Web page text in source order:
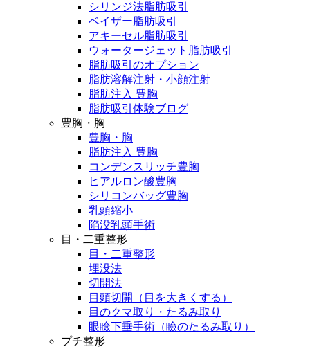
シリンジ法脂肪吸引
ベイザー脂肪吸引
アキーセル脂肪吸引
ウォータージェット脂肪吸引
脂肪吸引のオプション
脂肪溶解注射・小顔注射
脂肪注入 豊胸
脂肪吸引体験ブログ
豊胸・胸
豊胸・胸
脂肪注入 豊胸
コンデンスリッチ豊胸
ヒアルロン酸豊胸
シリコンバッグ豊胸
乳頭縮小
陥没乳頭手術
目・二重整形
目・二重整形
埋没法
切開法
目頭切開（目を大きくする）
目のクマ取り・たるみ取り
眼瞼下垂手術（瞼のたるみ取り）
プチ整形